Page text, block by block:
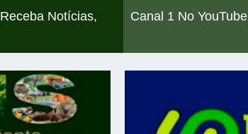
Notícias,
Canal 1 No YouTube